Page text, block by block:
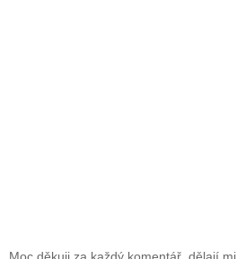
Moc děkuji za každý komentář, dělají mi